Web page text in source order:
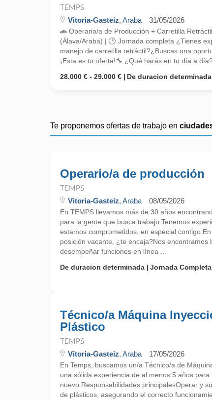
TEMPS
Vitoria-Gasteiz, Araba 31/05/2026
🚗 Operario/a de Producción + Carretilla
(Álava/Araba) | 🕒 Jornada completa ¿Tienes
manejo de carretilla retráctil?¿Buscas una
¡Esta es tu oferta!🔧 ¿Qué harás en tu día a
28.000 € - 29.000 €
De duracion determinada
Te proponemos ofertas de trabajo en
Operario/a de producción
TEMPS
Vitoria-Gasteiz, Araba 08/05/2026
En TEMPS llevamos más de 30 años
para la gente que busca trabajo.Tenemos
estamos comprometidos, en especial
posición vacante, ¿te encaja?Nos encontramos
desempeñar funciones en línea ...
De duracion determinada
Jornada Completa
Técnico/a Máquina
Plástico
TEMPS
Vitoria-Gasteiz, Araba 17/05/2026
En Temps, buscamos un/a Técnico/a de
una sólida experiencia de al menos 5 años
nuevo.Responsabilidades principalesOperar y
de plásticos, asegurando el correcto